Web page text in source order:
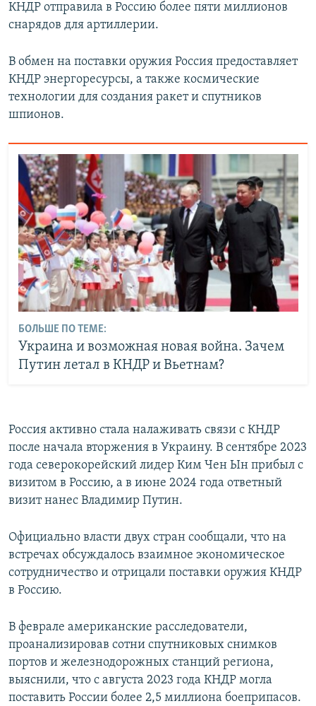
КНДР отправила в Россию более пяти миллионов
снарядов для артиллерии.
В обмен на поставки оружия Россия предоставляет
КНДР энергоресурсы, а также космические
технологии для создания ракет и спутников
шпионов.
БОЛЬШЕ ПО ТЕМЕ:
Украина и возможная новая война. Зачем
Путин летал в КНДР и Вьетнам?
Россия активно стала налаживать связи с КНДР
после начала вторжения в Украину. В сентябре 2023
года северокорейский лидер Ким Чен Ын прибыл с
визитом в Россию, а в июне 2024 года ответный
визит нанес Владимир Путин.
Официально власти двух стран сообщали, что на
встречах обсуждалось взаимное экономическое
сотрудничество и отрицали поставки оружия КНДР
в Россию.
В феврале американские расследователи,
проанализировав сотни спутниковых снимков
портов и железнодорожных станций региона,
выяснили, что с августа 2023 года КНДР могла
поставить России более 2,5 миллиона боеприпасов.